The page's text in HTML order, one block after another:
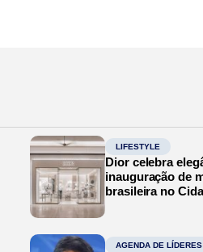
LIFESTYLE
Dior celebra
inauguração de
brasileira no
AGENDA DE LÍDERES